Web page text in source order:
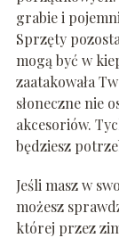
grabie i
Sprzęty
mogą być w
zaatakowała
słoneczne nie
akcesoriów.
będziesz
Jeśli masz w
możesz
której przez